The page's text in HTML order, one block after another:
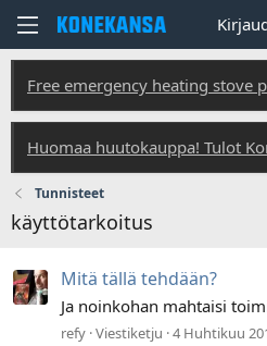
Free emergency heating stove
Huomaa huutokauppa! Tulot
Tunnisteet
käyttötarkoitus
Mitä tällä tehdään?
Ja noinkohan mahtaisi
refy Viestiketju 4 Huhtikuu